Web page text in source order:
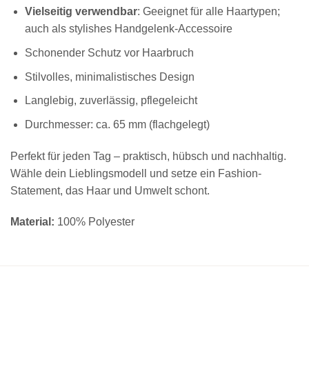
Vielseitig verwendbar: Geeignet für alle Haartypen;
auch als stylishes Handgelenk-Accessoire
Schonender Schutz vor Haarbruch
Stilvolles, minimalistisches Design
Langlebig, zuverlässig, pflegeleicht
Durchmesser: ca. 65 mm (flachgelegt)
Perfekt für jeden Tag – praktisch, hübsch und nachhaltig.
Wähle dein Lieblingsmodell und setze ein Fashion-
Statement, das Haar und Umwelt schont.
Material: 100% Polyester